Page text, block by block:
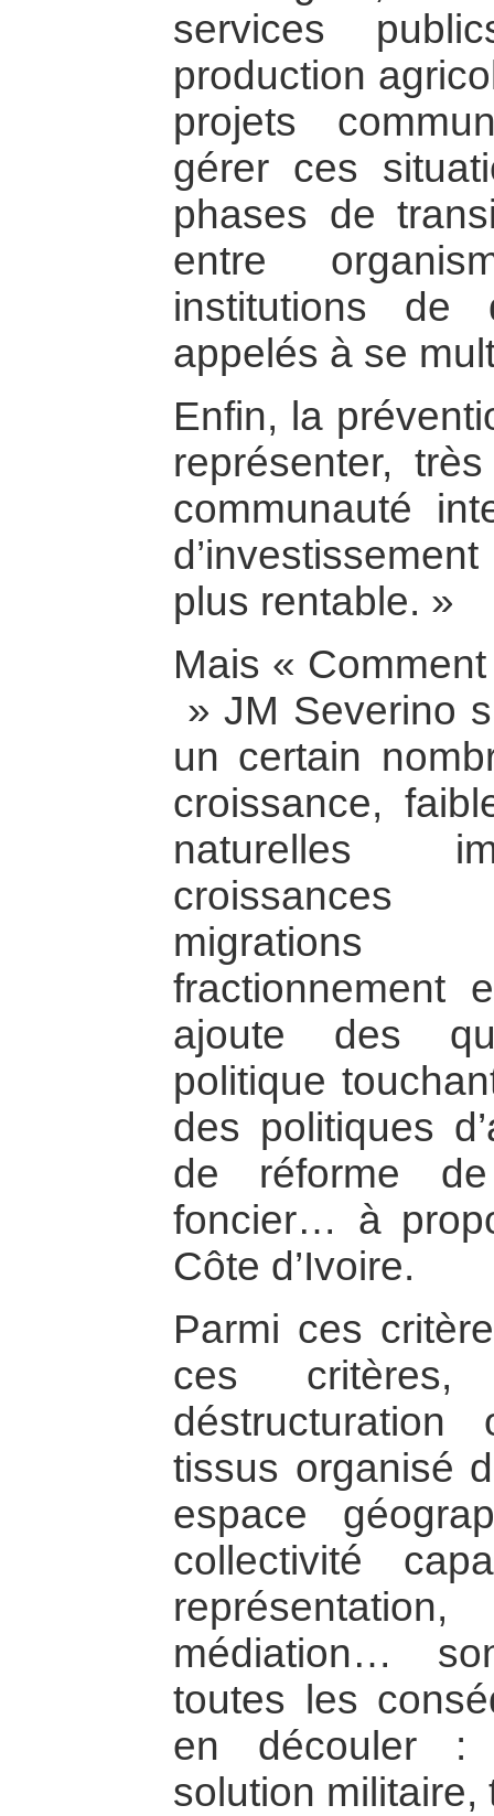
services
production
projets
gérer ces
phases de
entre
institutions de
appelés à se
Enfin, la
représenter,
communauté
plus rentable. »
Mais «
» JM Severino
un certain
croissance,
naturelles
croissances
fractionnement
ajoute des
politique
des politiques
de réforme
foncier… à
Côte d’Ivoire.
Parmi ces
ces
tissus organisé
espace
collectivité
médiation…
toutes les
en découler :
solution